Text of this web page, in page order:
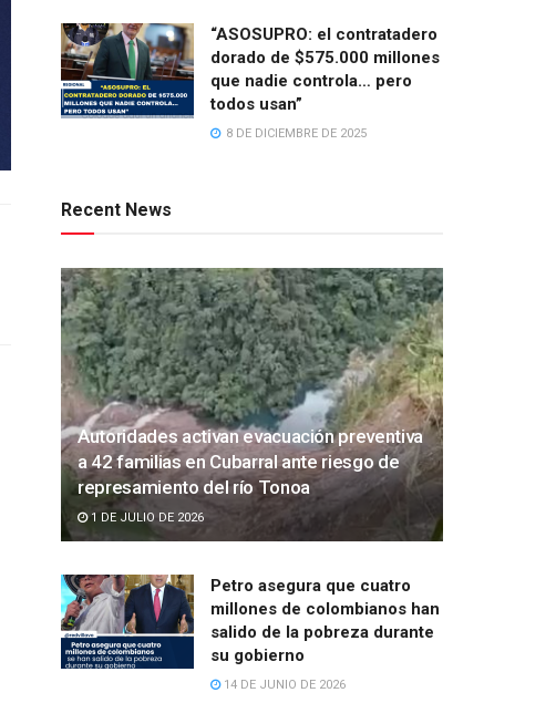
“ASOSUPRO: el contratadero
dorado de $575.000 millones
que nadie controla… pero
todos usan”
8 DE DICIEMBRE DE 2025
Recent News
Autoridades activan evacuación preventiva
a 42 familias en Cubarral ante riesgo de
represamiento del río Tonoa
1 DE JULIO DE 2026
Petro asegura que cuatro
millones de colombianos han
salido de la pobreza durante
su gobierno
14 DE JUNIO DE 2026